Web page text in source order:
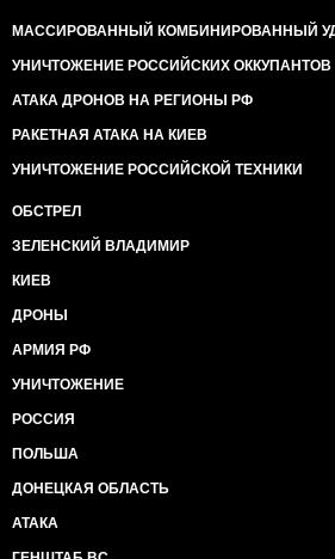
МАССИРОВАННЫЙ КОМБИНИРОВАННЫЙ
УНИЧТОЖЕНИЕ РОССИЙСКИХ ОККУПАНТОВ
АТАКА ДРОНОВ НА РЕГИОНЫ РФ
РАКЕТНАЯ АТАКА НА КИЕВ
УНИЧТОЖЕНИЕ РОССИЙСКОЙ ТЕХНИКИ
ОБСТРЕЛ
ЗЕЛЕНСКИЙ ВЛАДИМИР
КИЕВ
ДРОНЫ
АРМИЯ РФ
УНИЧТОЖЕНИЕ
РОССИЯ
ПОЛЬША
ДОНЕЦКАЯ ОБЛАСТЬ
АТАКА